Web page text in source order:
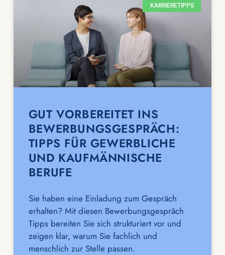
KARRIERETIPPS
GUT VORBEREITET INS
BEWERBUNGSGESPRÄCH:
TIPPS FÜR GEWERBLICHE
UND KAUFMÄNNISCHE
BERUFE
Sie haben eine Einladung zum Gespräch
erhalten? Mit diesen Bewerbungsgespräch
Tipps bereiten Sie sich strukturiert vor und
zeigen klar, warum Sie fachlich und
menschlich zur Stelle passen.